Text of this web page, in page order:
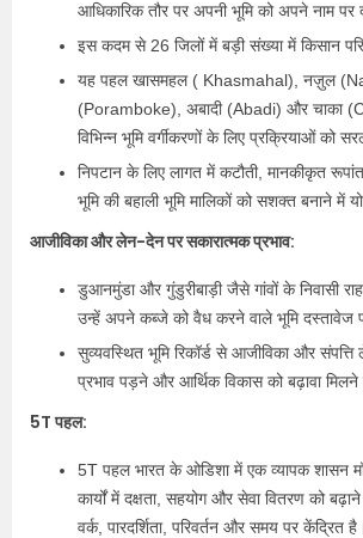
आधिकारिक तौर पर अपनी भूमि को अपने नाम
इस कदम से 26 जिलों में बड़ी संख्या में किसान
यह पहल खासमहल ( Khasmahal), नज़ुल
(Poramboke), अबादी (Abadi) और चाका
विभिन्न भूमि वर्गीकरणों के लिए प्रक्रियाओं को
निपटान के लिए लागत में कटौती, मानकीकृत
भूमि की बहाली भूमि मालिकों को सशक्त बनाने में
आजीविका और लेन-देन पर सकारात्मक प्रभाव:
डुआनमुंडा और गुंडुरीबाड़ी जैसे गांवों के निवासी
उन्हें अपने कब्जे को वैध करने वाले भूमि दस्तावेज
सुव्यवस्थित भूमि रिकॉर्ड से आजीविका और
प्रभाव पड़ने और आर्थिक विकास को बढ़ावा मिलने
5T पहल:
5T पहल भारत के ओडिशा में एक व्यापक शासन
कार्यों में दक्षता, सहयोग और सेवा वितरण को बढ़ाने
वर्क, पारदर्शिता, परिवर्तन और समय पर केंद्रित